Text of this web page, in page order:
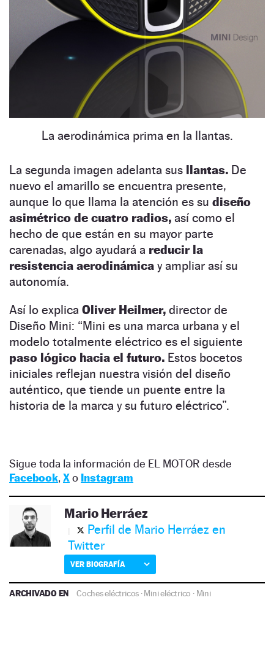
La aerodinámica prima en la llantas.
La segunda imagen adelanta sus llantas. De
nuevo el amarillo se encuentra presente,
aunque lo que llama la atención es su diseño
asimétrico de cuatro radios, así como el
hecho de que están en su mayor parte
carenadas, algo ayudará a reducir la
resistencia aerodinámica y ampliar así su
autonomía.
Así lo explica Oliver Heilmer, director de
Diseño Mini: “Mini es una marca urbana y el
modelo totalmente eléctrico es el siguiente
paso lógico hacia el futuro. Estos bocetos
iniciales reflejan nuestra visión del diseño
auténtico, que tiende un puente entre la
historia de la marca y su futuro eléctrico”.
Sigue toda la información de EL MOTOR desde
Facebook, Xo Instagram
Mario Herráez
Perfil de Mario Herráez en
Twitter
VER BIOGRAFÍA
ARCHIVADO EN Coches eléctricos ·Mini eléctrico · Mini